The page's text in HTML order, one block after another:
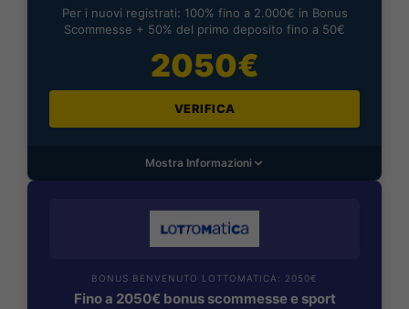
Per i nuovi registrati: 100% fino a 2.000€ in Bonus
Scommesse + 50% del primo deposito fino a 50€
2050€
VERIFICA
Mostra Informazioni
BONUS BENVENUTO LOTTOMATICA: 2050€
Fino a 2050€ bonus scommesse e sport